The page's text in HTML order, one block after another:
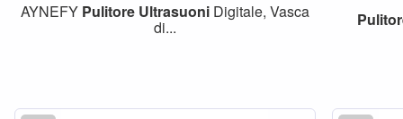
AYNEFY Pulitore UltrasuoniDigitale, Vasca
di...